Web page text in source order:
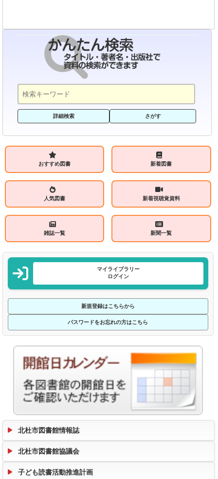
詳細検索 さがす
おすすめ図書 新着図書
人気図書 新着視聴覚資料
雑誌一覧 新聞一覧
マイライブラリー
ログイン
新規登録はこちらから
パスワードをお忘れの方はこちら
北杜市図書館情報誌
北杜市図書館協議会
子ども読書活動推進計画